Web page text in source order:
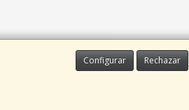
Configurar Rechazar